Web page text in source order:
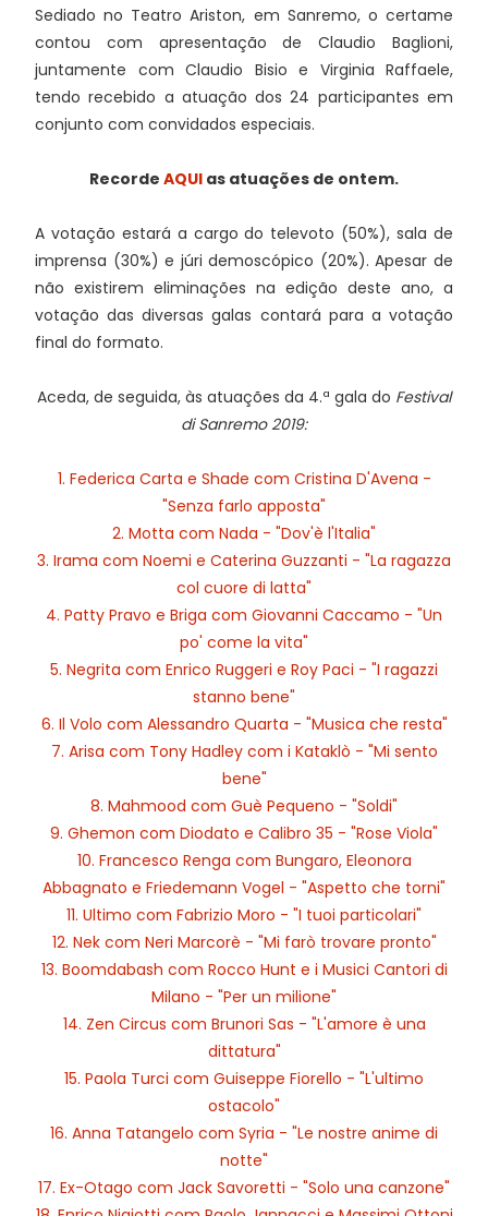
Sediado no Teatro Ariston, em Sanremo, o certame
contou com apresentação de Claudio Baglioni,
juntamente com Claudio Bisio e Virginia Raffaele,
tendo recebido a atuação dos 24 participantes em
conjunto com convidados especiais.
Recorde AQUI as atuações de ontem.
A votação estará a cargo do televoto (50%), sala de
imprensa (30%) e júri demoscópico (20%). Apesar de
não existirem eliminações na edição deste ano, a
votação das diversas galas contará para a votação
final do formato.
Aceda, de seguida, às atuações da 4.ª gala do Festival
di Sanremo 2019:
1. Federica Carta e Shade com Cristina D'Avena -
"Senza farlo apposta"
2. Motta com Nada - "Dov'è l'Italia"
3. Irama com Noemi e Caterina Guzzanti - "La ragazza
col cuore di latta"
4. Patty Pravo e Briga com Giovanni Caccamo - "Un
po' come la vita"
5. Negrita com Enrico Ruggeri e Roy Paci - "I ragazzi
stanno bene"
6. Il Volo com Alessandro Quarta - "Musica che resta"
7. Arisa com Tony Hadley com i Kataklò - "Mi sento
bene"
8. Mahmood com Guè Pequeno - "Soldi"
9. Ghemon com Diodato e Calibro 35 - "Rose Viola"
10. Francesco Renga com Bungaro, Eleonora
Abbagnato e Friedemann Vogel - "Aspetto che torni"
11. Ultimo com Fabrizio Moro - "I tuoi particolari"
12. Nek com Neri Marcorè - "Mi farò trovare pronto"
13. Boomdabash com Rocco Hunt e i Musici Cantori di
Milano - "Per un milione"
14. Zen Circus com Brunori Sas - "L'amore è una
dittatura"
15. Paola Turci com Guiseppe Fiorello - "L'ultimo
ostacolo"
16. Anna Tatangelo com Syria - "Le nostre anime di
notte"
17. Ex-Otago com Jack Savoretti - "Solo una canzone"